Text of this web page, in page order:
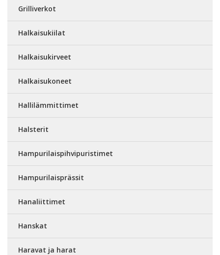
Grilliverkot
Halkaisukiilat
Halkaisukirveet
Halkaisukoneet
Hallilämmittimet
Halsterit
Hampurilaispihvipuristimet
Hampurilaisprässit
Hanaliittimet
Hanskat
Haravat ja harat